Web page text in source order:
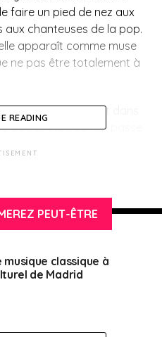
faire un pied de nez aux
chanteuses de la pop.
apparaît comme muse
ne pas être totalement à
se ressent autant dans
de ces clips où l’on passe
et cela s’avère
mélodies plus
le confort de sa poésie
notes plus lyriques,
créer un style plus
READING
PEUT-ÊTRE
classique à
de Madrid